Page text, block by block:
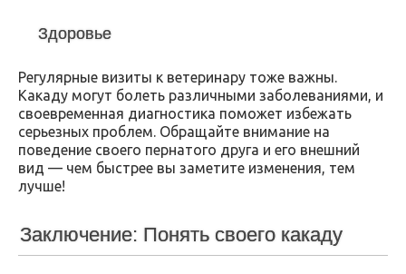
Здоровье
Регулярные визиты к ветеринару тоже важны.
Какаду могут болеть различными заболеваниями, и
своевременная диагностика поможет избежать
серьезных проблем. Обращайте внимание на
поведение своего пернатого друга и его внешний
вид — чем быстрее вы заметите изменения, тем
лучше!
Заключение: Понять своего какаду